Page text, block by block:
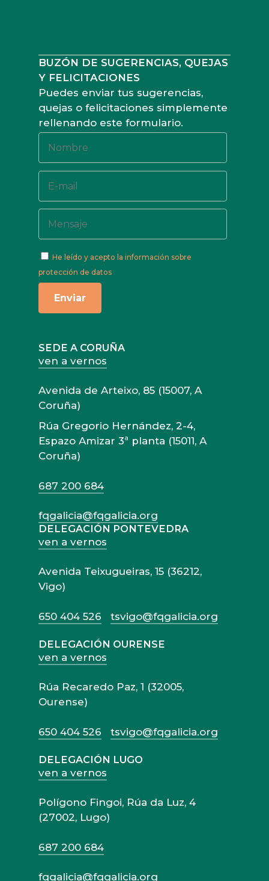
BUZÓN DE SUGERENCIAS, QUEJAS
Y FELICITACIONES
Puedes enviar tus sugerencias,
quejas o felicitaciones simplemente
rellenando este formulario.
He leído y acepto la información sobre
protección de datos
SEDE A CORUÑA
ven a vernos
Avenida de Arteixo, 85 (15007, A
Coruña)
Rúa Gregorio Hernández, 2-4,
Espazo Amizar 3ª planta (15011, A
Coruña)
687 200 684
fqgalicia@fqgalicia.org
DELEGACIÓN PONTEVEDRA
ven a vernos
Avenida Teixugueiras, 15 (36212,
Vigo)
650 404 526 tsvigo@fqgalicia.org
DELEGACIÓN OURENSE
ven a vernos
Rúa Recaredo Paz, 1 (32005,
Ourense)
650 404 526 tsvigo@fqgalicia.org
DELEGACIÓN LUGO
ven a vernos
Polígono Fingoi, Rúa da Luz, 4
(27002, Lugo)
687 200 684
fqgalicia@fqgalicia.org